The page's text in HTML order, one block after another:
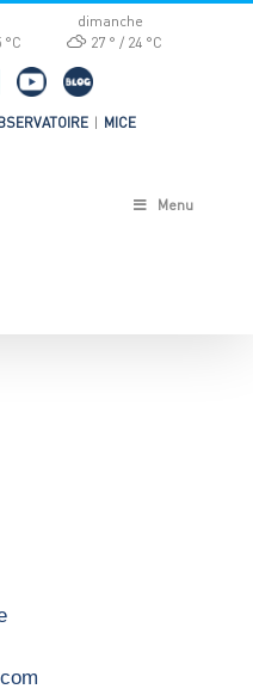
°C
dimanche
27 °
24 °C
MICE
Menu